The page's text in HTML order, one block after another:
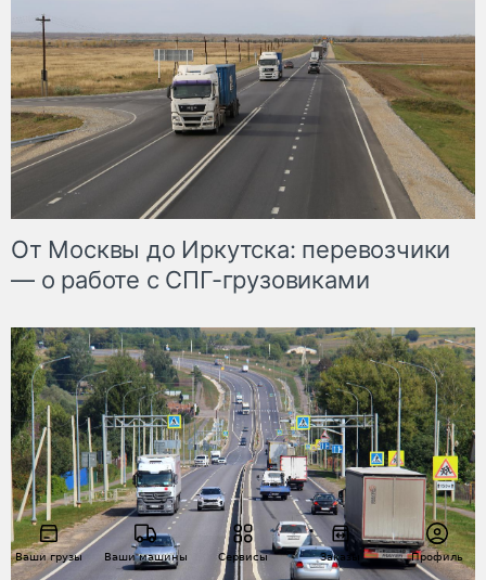
Ваши грузы Ваши машины Сервисы Заказы Профиль
От Москвы до Иркутска: перевозчики
— о работе с СПГ-грузовиками